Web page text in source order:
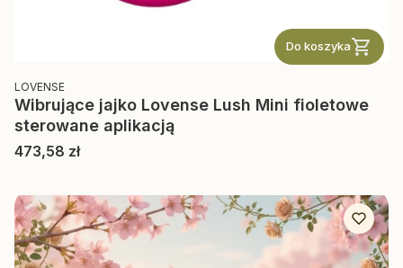
Do koszyka
PRODUCENT
LOVENSE
Wibrujące jajko Lovense Lush Mini fioletowe
sterowane aplikacją
Cena
473,58 zł